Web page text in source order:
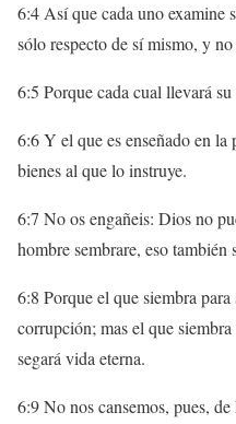
6:4 Así que cada uno examine
sólo respecto de sí mismo, y
6:5 Porque cada cual llevará su
6:6 Y el que es enseñado en
bienes al que lo instruye.
6:7 No os engañeis: Dios no
hombre sembrare, eso también
6:8 Porque el que siembra para
corrupción; mas el que
segará vida eterna.
6:9 No nos cansemos, pues,